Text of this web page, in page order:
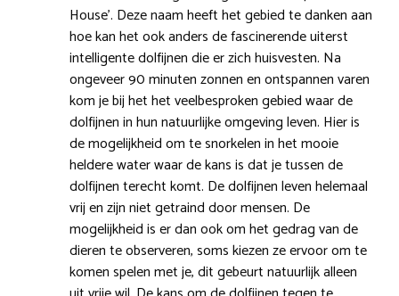
House’. Deze naam heeft het gebied te danken aan
hoe kan het ook anders de fascinerende uiterst
intelligente dolfijnen die er zich huisvesten. Na
ongeveer 90 minuten zonnen en ontspannen varen
kom je bij het het veelbesproken gebied waar de
dolfijnen in hun natuurlijke omgeving leven. Hier is
de mogelijkheid om te snorkelen in het mooie
heldere water waar de kans is dat je tussen de
dolfijnen terecht komt. De dolfijnen leven helemaal
vrij en zijn niet getraind door mensen. De
mogelijkheid is er dan ook om het gedrag van de
dieren te observeren, soms kiezen ze ervoor om te
komen spelen met je, dit gebeurt natuurlijk alleen